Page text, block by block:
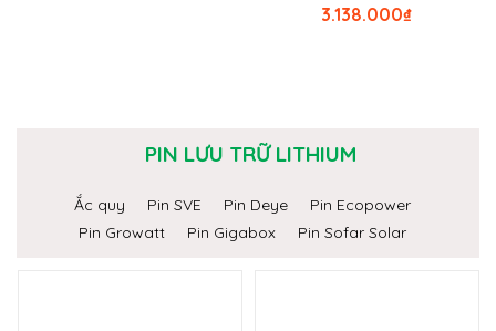
₫
3.138.000
PIN LƯU TRỮ LITHIUM
Ắc quy Pin SVE Pin Deye
Pin Ecopower
Pin Growatt
Pin Gigabox Pin Sofar Solar